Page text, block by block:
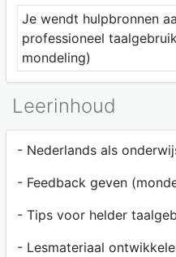
Je wendt hulpbronnen
professioneel
mondeling)
Leerinhoud
- Nederlands als
- Feedback geven
- Tips voor helder
- Lesmateriaal